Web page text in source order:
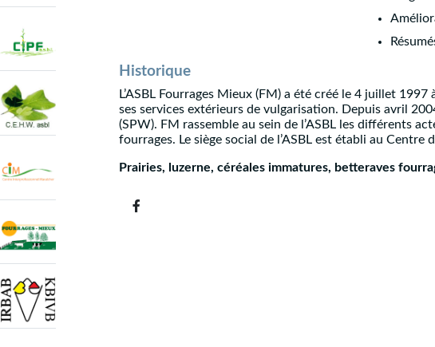
Historique
L’ASBL Fourrages Mieux (FM) a été créé le 4 juillet
ses services extérieurs de vulgarisation. Depuis avril
(SPW). FM rassemble au sein de l’ASBL les différents
fourrages. Le siège social de l’ASBL est établi au Centre
Prairies, luzerne, céréales immatures, betteraves